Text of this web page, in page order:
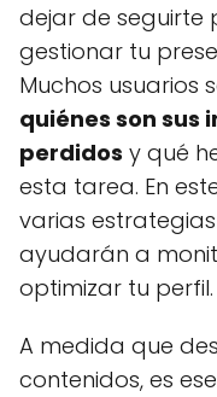
dejar de seguirte
gestionar tu
Muchos usuarios
quiénes son sus
perdidos y qué
esta tarea. En
varias
ayudarán a
optimizar tu perfil.
A medida que
contenidos, es